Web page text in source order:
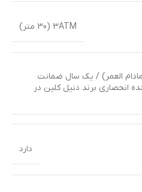
3ATM (30 متر)
العمر) / یک سال ضمانت
انحصاری برند دنیل کلین در
دارد